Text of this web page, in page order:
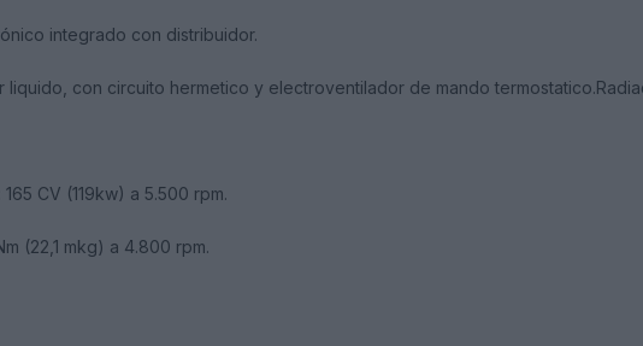
integrado con distribuidor.
liquido, con circuito hermetico y electroventilador de mando
CV (119kw) a 5.500 rpm.
(22,1 mkg) a 4.800 rpm.